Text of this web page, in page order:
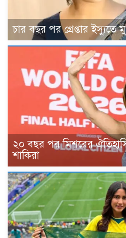
চার বছর পর গ্রেপ্তার
২০ বছর পর মিশরের
শাকিরা